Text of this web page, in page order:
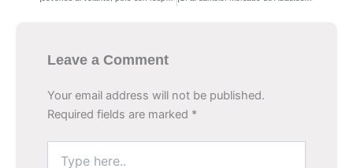
Leave a Comment
Your email address will not be published.
Required fields are marked *
here..